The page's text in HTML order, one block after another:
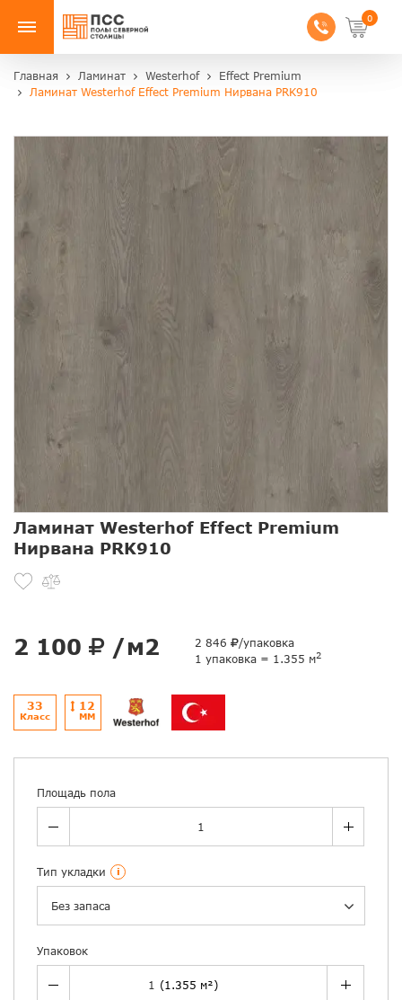
0
Главная Ламинат Westerhof
Effect Premium
Ламинат Westerhof Effect Premium Нирвана PRK910
Ламинат Westerhof Effect Premium
Нирвана PRK910
2 100 /м2 2 846
/упаковка
1 упаковка = 1.355 м2
33
Класс
12
ММ
Площадь пола
Тип укладки i
Без запаса
Упаковок